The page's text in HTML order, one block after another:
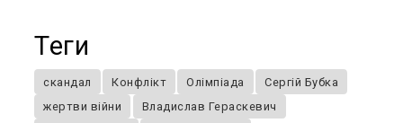
Теги
скандал Конфлікт Олімпіада
Сергій Бубка
жертви війни
Владислав Гераскевич